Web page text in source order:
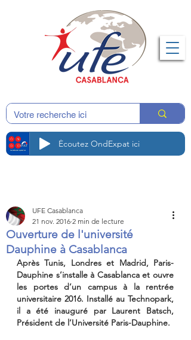
Écoutez OndExpat ici
Ouverture de l'université
Dauphine à Casablanca
UFE Casablanca
21 nov. 2016 2 min de lecture
Après Tunis, Londres et Madrid, Paris-
Dauphine s’installe à Casablanca et ouvre
les portes d’un campus à la rentrée
universitaire 2016. Installé au Technopark,
il a été inauguré par Laurent Batsch,
Président de l’Université Paris-Dauphine.